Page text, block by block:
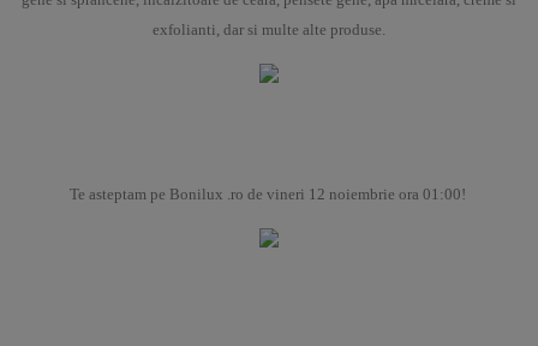
exfolianti, dar si multe alte produse.
Te asteptam pe Bonilux .ro de vineri 12 noiembrie ora 01:00!